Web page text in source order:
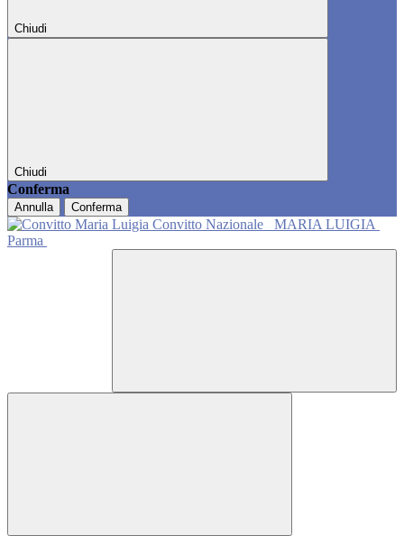
Chiudi
Chiudi
Conferma
Annulla Conferma
Convitto Nazionale
MARIA LUIGIA
Parma